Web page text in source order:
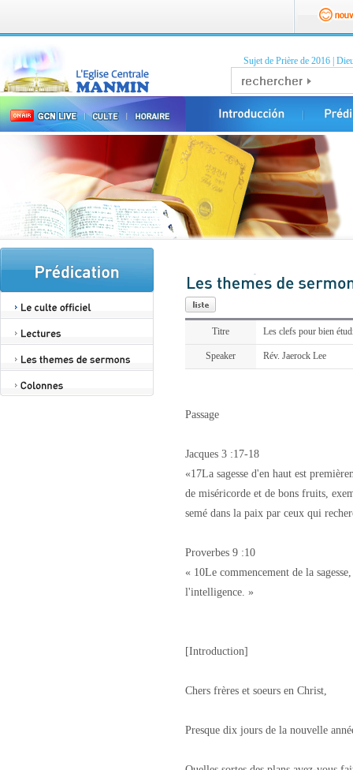
Sujet de Prière de 2016
Titre Les clefs pour bien
Speaker Rév. Jaerock Lee
Passage
Jacques 3 :17-18
«17La sagesse d'en haut est
de miséricorde et de bons fruits,
semé dans la paix par ceux qui
Proverbes 9 :10
« 10Le commencement de la
l'intelligence. »
[Introduction]
Chers frères et soeurs en Christ,
Presque dix jours de la nouvelle